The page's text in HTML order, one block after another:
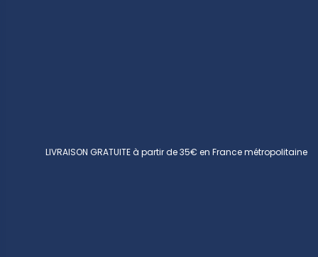
LIVRAISON GRATUITE à partir de 35€ en France métropolitaine